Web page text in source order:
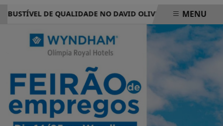
DE QUALIDADE NO DAVID OLIVEIRA AUTO POSTO
EM ALTA
MENU